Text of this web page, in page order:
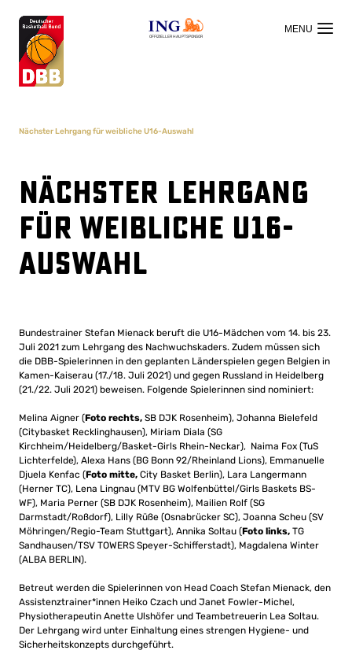
OFFIZIELLER HAUPTSPONSOR
Nächster Lehrgang für weibliche U16-Auswahl
Nächster Lehrgang
für weibliche U16-
Auswahl
Bundestrainer Stefan Mienack beruft die U16-Mädchen vom 14. bis 23.
Juli 2021 zum Lehrgang des Nachwuchskaders. Zudem müssen sich
die DBB-Spielerinnen in den geplanten Länderspielen gegen Belgien in
Kamen-Kaiserau (17./18. Juli 2021) und gegen Russland in Heidelberg
(21./22. Juli 2021) beweisen. Folgende Spielerinnen sind nominiert:
Melina Aigner (Foto rechts, SB DJK Rosenheim), Johanna Bielefeld
(Citybasket Recklinghausen), Miriam Diala (SG
Kirchheim/Heidelberg/Basket-Girls Rhein-Neckar), Naima Fox (TuS
Lichterfelde), Alexa Hans (BG Bonn 92/Rheinland Lions), Emmanuelle
Djuela Kenfac (Foto mitte, City Basket Berlin), Lara Langermann
(Herner TC), Lena Lingnau (MTV BG Wolfenbüttel/Girls Baskets BS-
WF), Maria Perner (SB DJK Rosenheim), Mailien Rolf (SG
Darmstadt/Roßdorf), Lilly Rüße (Osnabrücker SC), Joanna Scheu (SV
Möhringen/Regio-Team Stuttgart), Annika Soltau (Foto links, TG
Sandhausen/TSV TOWERS Speyer-Schifferstadt), Magdalena Winter
(ALBA BERLIN).
Betreut werden die Spielerinnen von Head Coach Stefan Mienack, den
Assistenztrainer*innen Heiko Czach und Janet Fowler-Michel,
Physiotherapeutin Anette Ulshöfer und Teambetreuerin Lea Soltau.
Der Lehrgang wird unter Einhaltung eines strengen Hygiene- und
Sicherheitskonzepts durchgeführt.